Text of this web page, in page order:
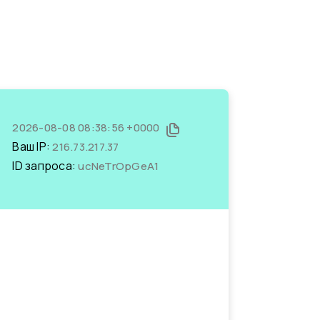
2026-08-08 08:38:56 +0000
Ваш IP:216.73.217.37
ID запроса:ucNeTrOpGeA1